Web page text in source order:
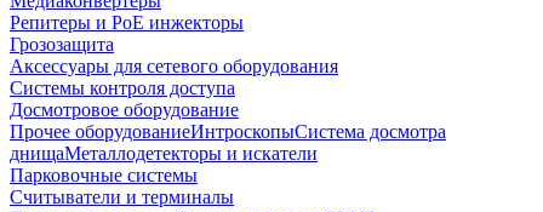
Репитеры и PoE инжекторы
Грозозащита
Аксессуары для сетевого оборудования
Системы контроля доступа
Досмотровое оборудование
Прочее оборудованиеИнтроскопыСистема досмотра
днищаМеталлодетекторы и искатели
Парковочные системы
Считыватели и терминалы